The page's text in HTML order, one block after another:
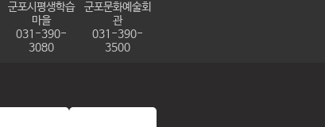
군포시평생학습
마을
031-390-
3080
군포문화예술회
관
031-390-
3500